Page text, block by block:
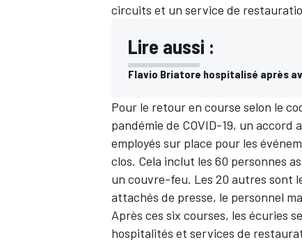
WEC
circuits et un service de
Lire aussi :
Flavio Briatore hospitalisé après
Pour le retour en course selon le
pandémie de COVID-19, un
employés sur place pour les
clos. Cela inclut les 60 personnes
un couvre-feu. Les 20 autres sont
attachés de presse, le personnel
Après ces six courses, les écuries
hospitalités et services de